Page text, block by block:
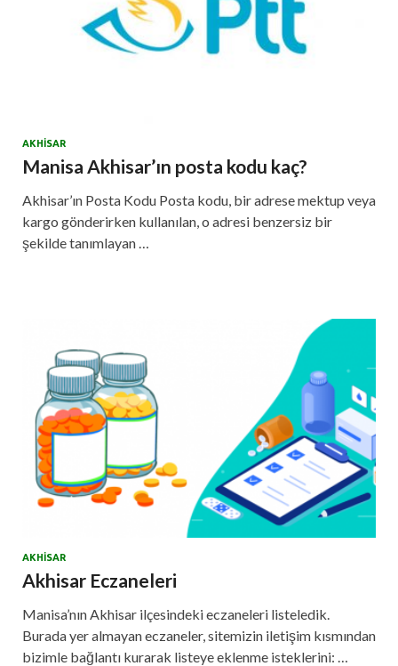
AKHISAR
Manisa Akhisar’ın posta kodu kaç?
Akhisar’ın Posta Kodu Posta kodu, bir adrese mektup veya
kargo gönderirken kullanılan, o adresi benzersiz bir
şekilde tanımlayan …
AKHISAR
Akhisar Eczaneleri
Manisa’nın Akhisar ilçesindeki eczaneleri listeledik.
Burada yer almayan eczaneler, sitemizin iletişim kısmından
bizimle bağlantı kurarak listeye eklenme isteklerini: …